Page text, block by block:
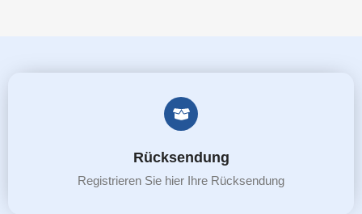
Rücksendung
Registrieren Sie hier Ihre Rücksendung